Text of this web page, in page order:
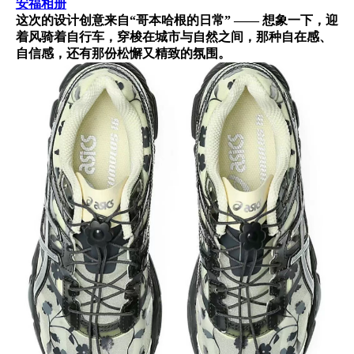
安福相册
这次的设计创意来自“哥本哈根的日常” —— 想象一下，迎
着风骑着自行车，穿梭在城市与自然之间，那种自在感、
自信感，还有那份松懈又精致的氛围。